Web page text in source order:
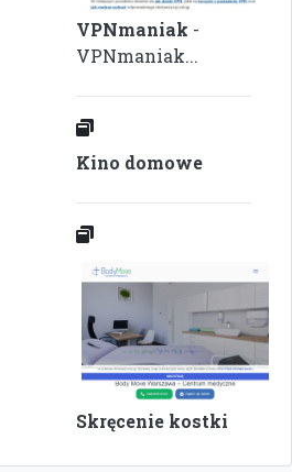
VPNmaniak -
VPNmaniak...
Kino domowe
Skręcenie kostki